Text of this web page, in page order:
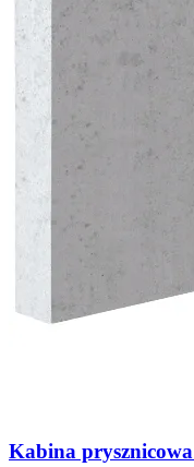
Kabina